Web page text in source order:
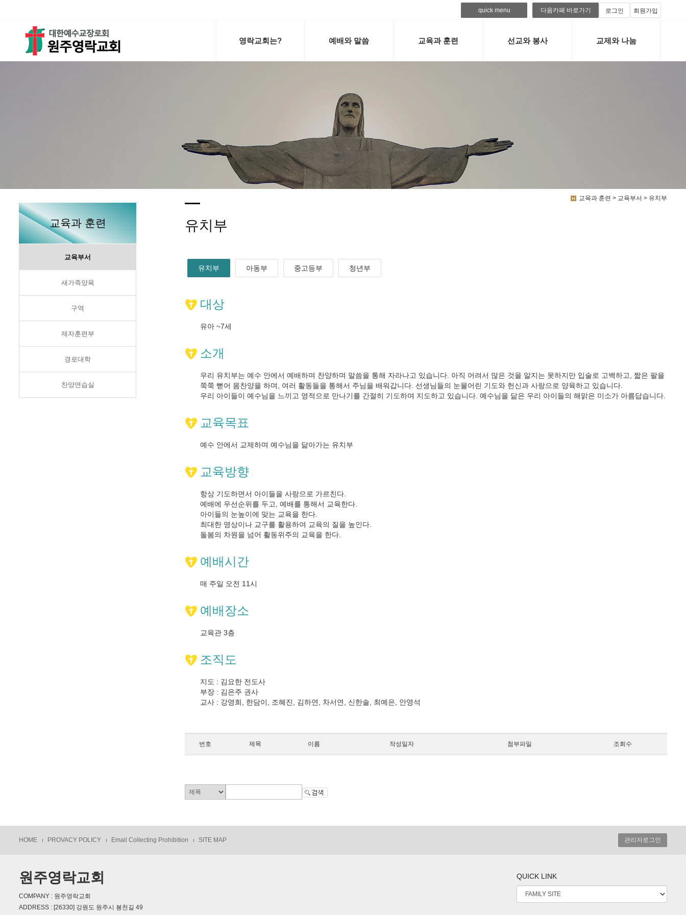
quick menu 다음카페 바로가기 로그인 회원가입
영락교회는? 예배와 말씀 교육과 훈련 선교와 봉사 교제와 나눔
교육과 훈련 > 교육부서 > 유치부
교육과 훈련
교육부서
새가족양육
구역
제자훈련부
경로대학
찬양연습실
유치부
유치부 아동부 중고등부 청년부
대상
유아 ~7세
소개
우리 유치부는 예수 안에서 예배하며 찬양하며 말씀을 통해 자라나고 있습니다. 아직 어려서 많은 것을 알지는 못하지만 입술로 고백하고, 짧은 팔을
쭉쭉 뻗어 몸찬양을 하며, 여러 활동들을 통해서 주님을 배워갑니다. 선생님들의 눈물어린 기도와 헌신과 사랑으로 양육하고 있습니다.
우리 아이들이 예수님을 느끼고 영적으로 만나기를 간절히 기도하며 지도하고 있습니다. 예수님을 닮은 우리 아이들의 해맑은 미소가 아름답습니다.
교육목표
예수 안에서 교제하며 예수님을 닮아가는 유치부
교육방향
항상 기도하면서 아이들을 사랑으로 가르친다.
예배에 우선순위를 두고, 예배를 통해서 교육한다.
아이들의 눈높이에 맞는 교육을 한다.
최대한 영상이나 교구를 활용하여 교육의 질을 높인다.
돌봄의 차원을 넘어 활동위주의 교육을 한다.
예배시간
매 주일 오전 11시
예배장소
교육관 3층
조직도
지도 : 김요한 전도사
부장 : 김은주 권사
교사 : 강영희, 한담이, 조혜진, 김하연, 차서연, 신한솔, 최예은, 안영석
번호 제목 이름 작성일자 첨부파일 조회수
HOME PROVACY POLICY Email Collecting Prohibition SITE MAP 관리자로그인
원주영락교회
COMPANY : 원주영락교회
ADDRESS : [26330] 강원도 원주시 봉천길 49
QUICK LINK